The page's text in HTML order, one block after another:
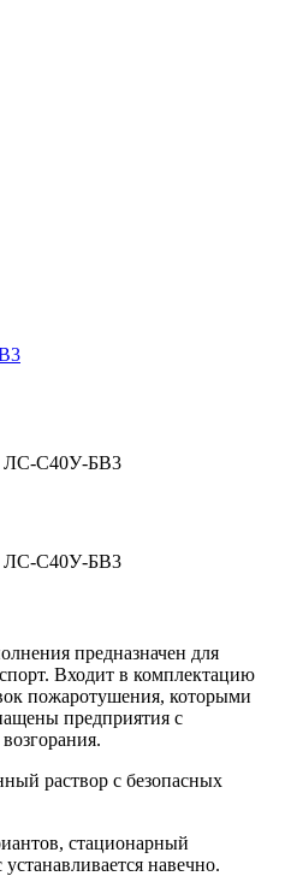
ЛС-С40У-БВ3
ЛС-С40У-БВ3
предназначен для
Входит в комплектацию
пожаротушения, которыми
предприятия с
раствор с безопасных
стационарный
навечно.